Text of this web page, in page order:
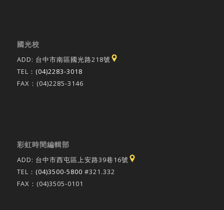
國光校
ADD: 台中市南區國光路218號
TEL： (04)2283-3018
FAX：(04)2285-3146
彩虹時間編輯部
ADD: 台中市西屯區上安路39巷16號
TEL： (04)3500-5800 #321.332
FAX：(04)3505-0101